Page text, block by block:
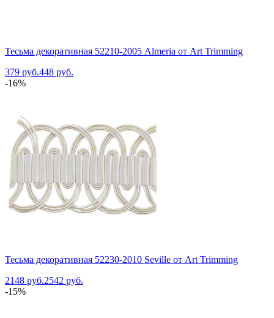
Тесьма декоративная 52210-2005 Almeria от Art Trimming
379 руб.448 руб.
-16%
Тесьма декоративная 52230-2010 Seville от Art Trimming
2148 руб.2542 руб.
-15%